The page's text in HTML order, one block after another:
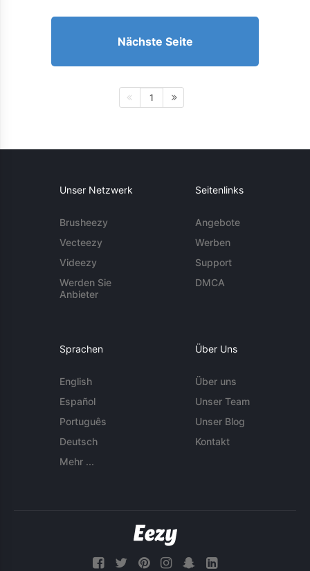
Nächste Seite
1
Unser Netzwerk
Brusheezy
Vecteezy
Videezy
Werden Sie
Anbieter
Seitenlinks
Angebote
Werben
Support
DMCA
Sprachen
English
Español
Português
Deutsch
Mehr ...
Über Uns
Über uns
Unser Team
Unser Blog
Kontakt